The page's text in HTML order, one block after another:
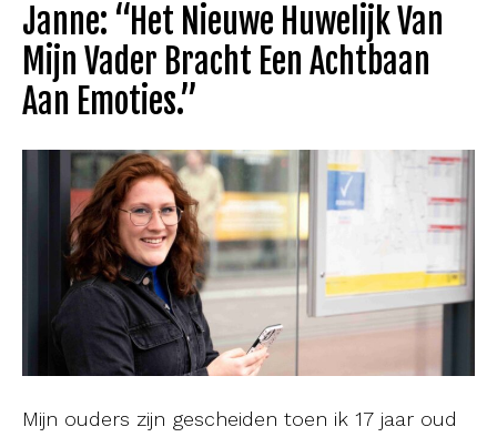
Janne: “Het Nieuwe Huwelijk Van
Mijn Vader Bracht Een Achtbaan
Aan Emoties.”
Mijn ouders zijn gescheiden toen ik 17 jaar oud